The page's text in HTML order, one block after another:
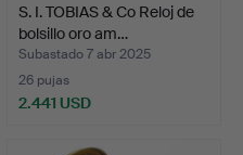
S. I. TOBIAS & Co Reloj de
bolsillo oro am…
Subastado 7 abr 2025
26 pujas
2.441 USD